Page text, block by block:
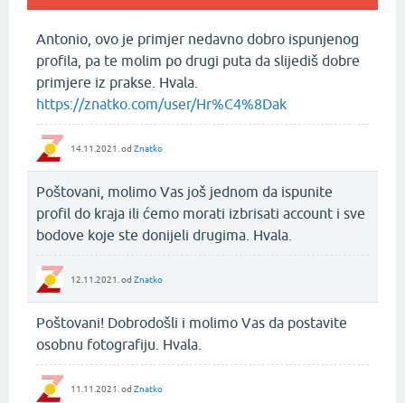
Antonio, ovo je primjer nedavno dobro ispunjenog
profila, pa te molim po drugi puta da slijediš dobre
primjere iz prakse. Hvala.
https://znatko.com/user/Hr%C4%8Dak
14.11.2021. od Znatko
Poštovani, molimo Vas još jednom da ispunite
profil do kraja ili ćemo morati izbrisati account i sve
bodove koje ste donijeli drugima. Hvala.
12.11.2021. od Znatko
Poštovani! Dobrodošli i molimo Vas da postavite
osobnu fotografiju. Hvala.
11.11.2021. od Znatko